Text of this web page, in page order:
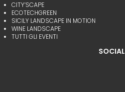
CITY’SCAPE
ECOTECHGREEN
SICILY LANDSCAPE IN MOTION
WINE LANDSCAPE
TUTTI GLI EVENTI
SOCIAL